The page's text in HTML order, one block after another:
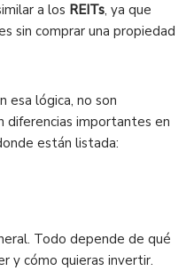
a los REITs, ya que
sin comprar una propiedad
esa lógica, no son
importantes en
están listada:
Todo depende de qué
y cómo quieras invertir.